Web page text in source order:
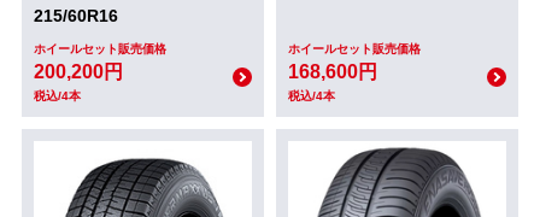
215/60R16
ホイールセット販売価格
200,200円
税込/4本
ホイールセット販売価格
168,600円
税込/4本